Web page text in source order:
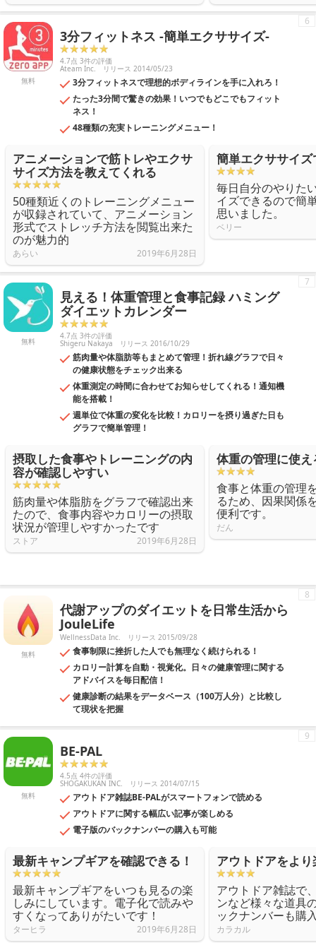
無料
3分フィットネス -簡単エクササイズ-
4.7点 3件の評価
Ateam Inc. リリース 2014/05/23
3分フィットネスで理想的ボディラインを手に入れろ！
たった3分間で驚きの効果！いつでもどこでもフィット
ネス！
48種類の充実トレーニングメニュー！
6
アニメーションで筋トレやエクサ
サイズ方法を教えてくれる
50種類近くのトレーニングメニュー
が収録されていて、アニメーション
形式でストレッチ方法を閲覧出来た
のが魅力的
あらい 2019年6月28日
簡単エクササイズ
毎日自分のやりた
イズできるので簡
思いました。
ベリー
無料
見える！体重管理と食事記録 ハミング
ダイエットカレンダー
4.7点 3件の評価
Shigeru Nakaya リリース 2016/10/29
筋肉量や体脂肪等もまとめて管理！折れ線グラフで日々
の健康状態をチェック出来る
体重測定の時間に合わせてお知らせしてくれる！通知機
能を搭載！
週単位で体重の変化を比較！カロリーを摂り過ぎた日も
グラフで簡単管理！
7
摂取した食事やトレーニングの内
容が確認しやすい
筋肉量や体脂肪をグラフで確認出来
たので、食事内容やカロリーの摂取
状況が管理しやすかったです
ストア 2019年6月28日
体重の管理に使え
食事と体重の管理
るため、因果関係
便利です。
だん
無料
代謝アップのダイエットを日常生活から
JouleLife
WellnessData Inc. リリース 2015/09/28
食事制限に挫折した人でも無理なく続けられる！
カロリー計算を自動・視覚化。日々の健康管理に関する
アドバイスを毎日配信！
健康診断の結果をデータベース（100万人分）と比較し
て現状を把握
8
無料
BE-PAL
4.5点 4件の評価
SHOGAKUKAN INC. リリース 2014/07/15
アウトドア雑誌BE-PALがスマートフォンで読める
アウトドアに関する幅広い記事が楽しめる
電子版のバックナンバーの購入も可能
9
最新キャンプギアを確認できる！
最新キャンプギアをいつも見るの楽
しみにしています。電子化で読みや
すくなってありがたいです！
ターヒラ 2019年6月28日
アウトドアをよ
アウトドア雑誌で
ンなど様々な道具
ックナンバーも購
カラカル